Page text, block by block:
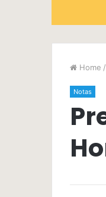
Home /
Notas